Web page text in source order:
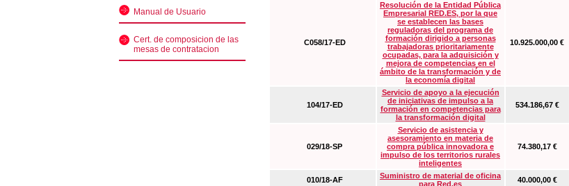
Manual de Usuario
Cert. de composicion de las
mesas de contratacion
C058/17-ED
Resolución de la Entidad Pública
Empresarial RED.ES, por la que
se establecen las bases
reguladoras del programa de
formación dirigido a personas
trabajadoras prioritariamente
ocupadas, para la adquisición y
mejora de competencias en el
ámbito de la transformación y de
la economía digital
10.925.000,00 €
104/17-ED
Servicio de apoyo a la ejecución
de iniciativas de impulso a la
formación en competencias para
la transformación digital
534.186,67 €
029/18-SP
Servicio de asistencia y
asesoramiento en materia de
compra pública innovadora e
impulso de los territorios rurales
inteligentes
74.380,17 €
010/18-AF
Suministro de material de oficina
para Red.es
40.000,00 €